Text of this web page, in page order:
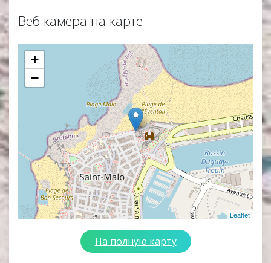
Веб камера на карте
+
−
Leaflet
На полную карту